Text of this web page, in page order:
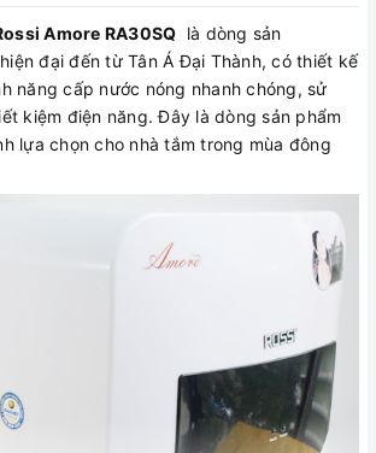
Amore RA30SQ là dòng sản
đại đến từ Tân Á Đại Thành, có thiết kế
năng cấp nước nóng nhanh chóng, sử
kiệm điện năng. Đây là dòng sản phẩm
lựa chọn cho nhà tắm trong mùa đông